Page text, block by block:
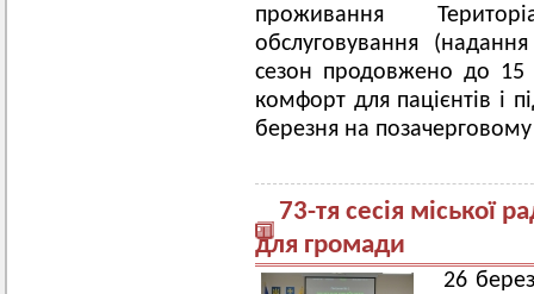
проживання
обслуговування
сезон продовжено до 15
комфорт для пацієнтів і
березня на
73-тя сесія міської
для громади
26